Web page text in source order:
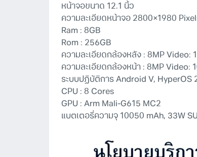
หน้าจอขนาด 12.1 นิ้ว
ความละเอียดหน้าจอ 2800×1980
Ram : 8GB
Rom : 256GB
ความละเอียดกล้องหลัง : 8MP Video:
ความละเอียดกล้องหน้า : 8MP Video:
ระบบปฏิบัติการ Android V, HyperOS
CPU : 8 Cores
GPU : Arm Mali-G615 MC2
แบตเตอรี่ความจุ 10050 mAh, 33W